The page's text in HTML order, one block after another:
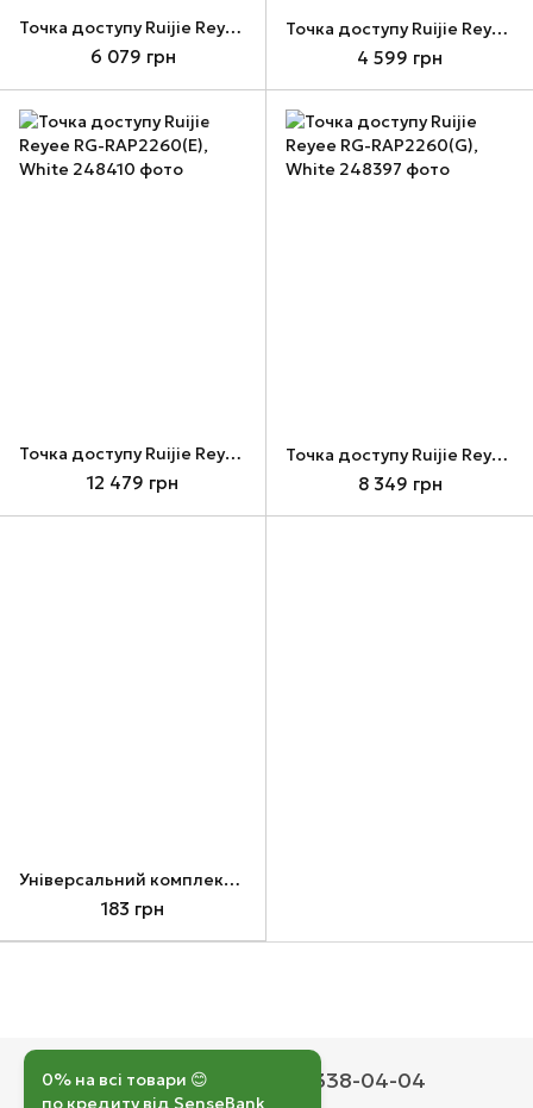
Точка доступу Ruijie Reyee RG-RAP2200(E), White
6 079 грн
Точка доступу Ruijie Reyee RG-RAP2200(F)
4 599 грн
Точка доступу Ruijie Reyee RG-RAP2260(E), White
12 479 грн
Точка доступу Ruijie Reyee RG-RAP2260(G), White
8 349 грн
Універсальний комплект кріплення для точки доступу Ruijie RG-AP180-MNT
183 грн
050 193-42-43 067 338-04-04
0% на всі товари 😊
по кредиту від SenseBank